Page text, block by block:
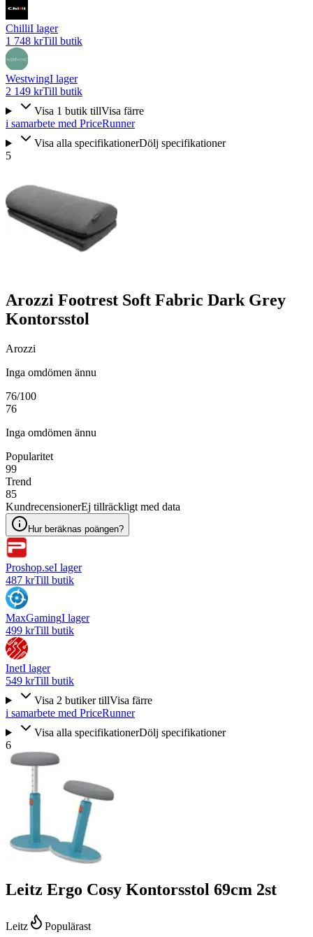
ChilliI lager
1 748 krTill butik
WestwingI lager
2 149 krTill butik
Visa 1 butik tillVisa färre
i samarbete med PriceRunner
Visa alla specifikationerDölj specifikationer
5
Arozzi Footrest Soft Fabric Dark Grey
Kontorsstol
Arozzi
Inga omdömen ännu
76/100
76
Inga omdömen ännu
Popularitet
99
Trend
85
KundrecensionerEj tillräckligt med data
Hur beräknas poängen?
Proshop.seI lager
487 krTill butik
MaxGamingI lager
499 krTill butik
InetI lager
549 krTill butik
Visa 2 butiker tillVisa färre
i samarbete med PriceRunner
Visa alla specifikationerDölj specifikationer
6
Leitz Ergo Cosy Kontorsstol 69cm 2st
Leitz
Populärast